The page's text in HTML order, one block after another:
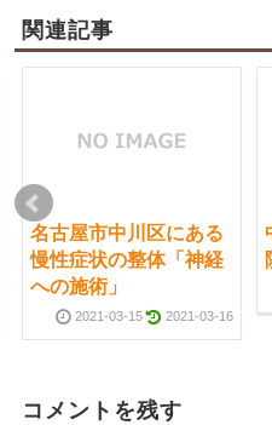
関連記事
名古屋市中川区にある
慢性症状の整体「神経
への施術」
2021-03-15 2021-03-16
コメントを残す